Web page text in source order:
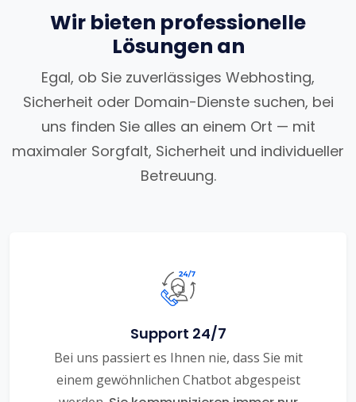
Wir bieten professionelle
Lösungen an
Egal, ob Sie zuverlässiges Webhosting,
Sicherheit oder Domain-Dienste suchen, bei
uns finden Sie alles an einem Ort — mit
maximaler Sorgfalt, Sicherheit und individueller
Betreuung.
Support 24/7
Bei uns passiert es Ihnen nie, dass Sie mit
einem gewöhnlichen Chatbot abgespeist